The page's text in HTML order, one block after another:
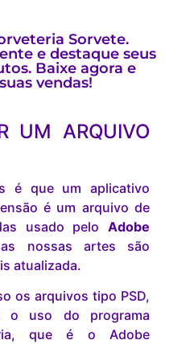
Sorvete.
e destaque seus
Baixe agora e
vendas!
UM ARQUIVO
é que um aplicativo
é um arquivo de
usado pelo Adobe
nossas artes são
atualizada.
os arquivos tipo PSD,
o uso do programa
que é o Adobe